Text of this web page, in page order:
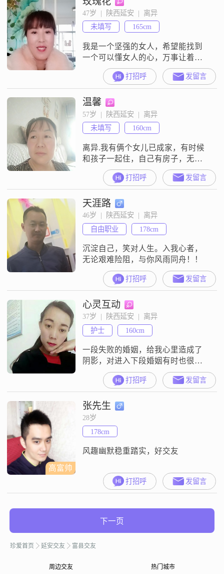
47岁  |  陕西延安  |  离异
未填写
165cm
我是一个坚强的女人，希望能找到
一个可以懂女人的心，万事让着
点，这样两个人才会更和睦相处。
打招呼 发留言
温馨
57岁  |  陕西延安  |  离异
未填写
160cm
离异.我有俩个女儿已成家，有时候
和孩子一起住，自己有房子，无车
父母都已过世，做金融事业。想找
一个情投意合的人一起过完下半辈
子。
打招呼 发留言
天涯路
46岁  |  陕西延安  |  离异
自由职业
178cm
沉淀自己，笑对人生。入我心者，
无论艰难险阻，与你风雨同舟！！
打招呼 发留言
心灵互动
37岁  |  陕西延安  |  离异
护士
160cm
一段失败的婚姻，给我心里造成了
阴影，对进入下段婚姻有时也很恐
惧，害怕再次受伤害，过去的已经
过去，调整好心态面对新的一段感
情，找一个离婚有孩子的，因为我
以后不考虑在生孩子，人品好，有
责任心，心地善良的男士
打招呼 发留言
高富帅
张先生
28岁
178cm
风趣幽默稳重踏实，好交友
打招呼 发留言
下一页
珍爱首页 延安交友 富县交友
周边交友 热门城市